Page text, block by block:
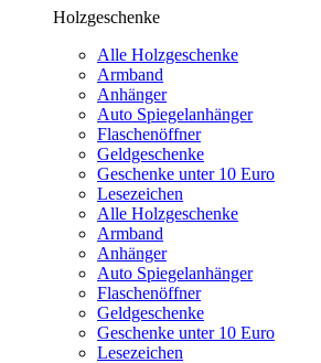
Holzgeschenke
Alle Holzgeschenke
Armband
Anhänger
Auto Spiegelanhänger
Flaschenöffner
Geldgeschenke
Geschenke unter 10 Euro
Lesezeichen
Alle Holzgeschenke
Armband
Anhänger
Auto Spiegelanhänger
Flaschenöffner
Geldgeschenke
Geschenke unter 10 Euro
Lesezeichen